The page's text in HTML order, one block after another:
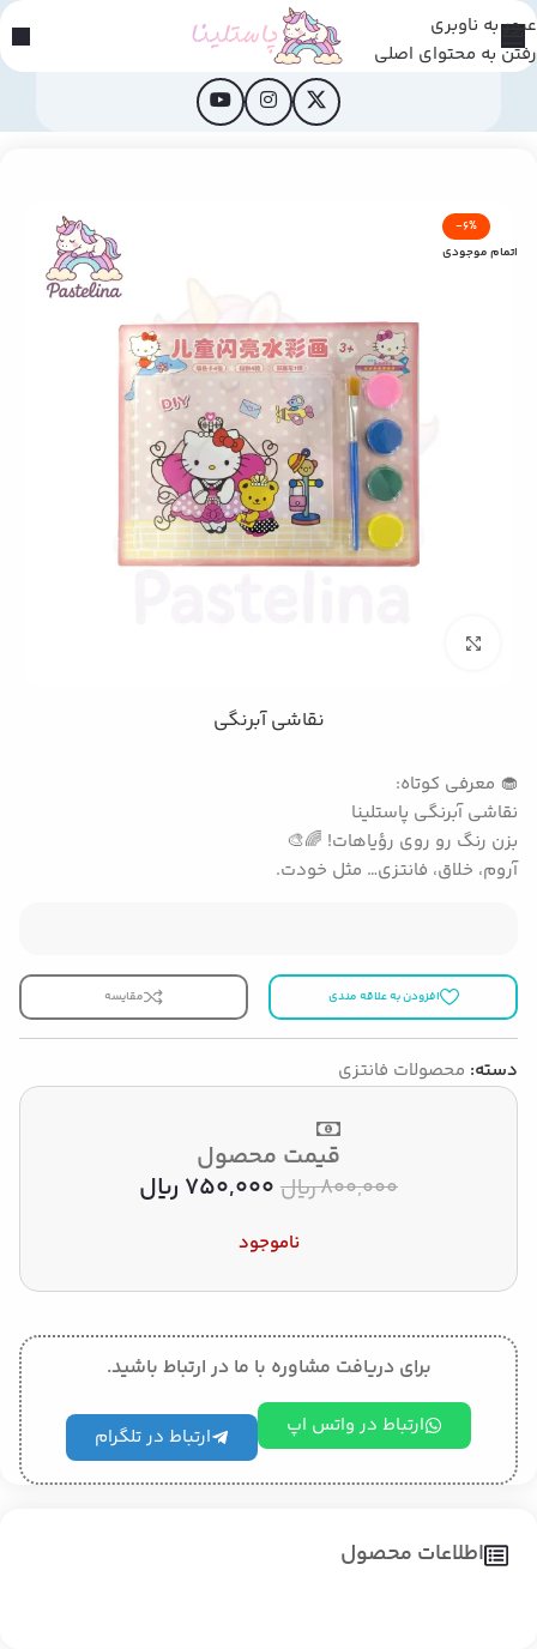
عبور به ناوبری
رفتن به محتوای اصلی
-6%
اتمام موجودی
نقاشی آبرنگی
🧁 معرفی کوتاه:
نقاشی آبرنگی پاستلینا
بزن رنگ رو روی رؤیا‌هات! 🌈🎨
آروم، خلاق، فانتزی… مثل خودت.
افزودن به علاقه مندی مقایسه
دسته: محصولات فانتزی
قیمت محصول
800,000﷼ 750,000 ﷼
ناموجود
برای دریافت مشاوره با ما در ارتباط باشید.
ارتباط در واتس اپ ارتباط در تلگرام
اطلاعات محصول